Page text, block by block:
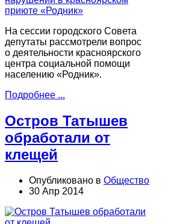
На сессии городского Совета
депутаты рассмотрели вопрос
о деятельности красноярского
центра социальной помощи
населению «Родник».
Подробнее ...
Остров Татышев
обработали от
клещей
Опубликовано в Общество
30 Апр 2014